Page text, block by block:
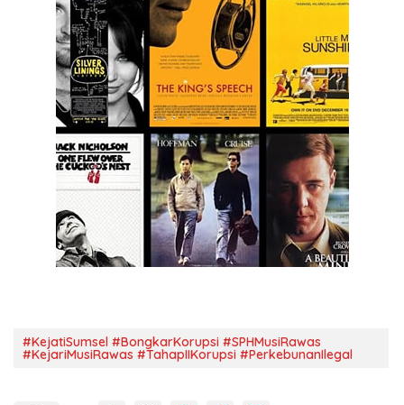
#KejatiSumsel #BongkarKorupsi #SPHMusiRawas
#KejariMusiRawas #TahapIIKorupsi #PerkebunanIlegal